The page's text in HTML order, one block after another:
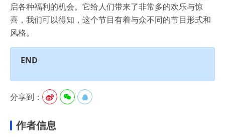
启各种福利的机会。它给人们带来了非常多的欢乐与惊
喜，我们可以得知，这个节目有着与众不同的节目形式和
风格。
END
分享到：   
作者信息